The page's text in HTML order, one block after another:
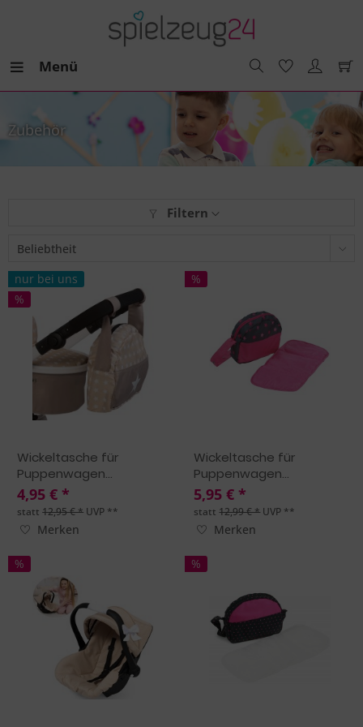
Menü
Zubehör
Filtern
nur bei uns
%
Wickeltasche für
Puppenwagen...
4,95 € *
statt12,95 € * UVP **
Merken
%
Wickeltasche für
Puppenwagen...
5,95 € *
statt12,99 € * UVP **
Merken
% %